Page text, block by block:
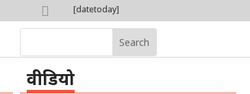
 [datetoday]
वीडियो